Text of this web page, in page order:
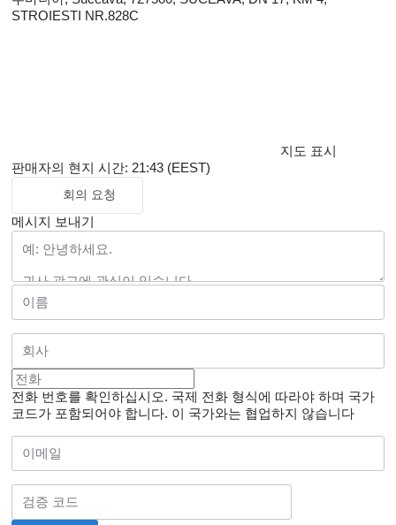
STROIESTI NR.828C
지도 표시
판매자의 현지 시간: 21:43 (EEST)
회의 요청
메시지 보내기
전화 번호를 확인하십시오. 국제 전화 형식에 따라야 하며 국가
코드가 포함되어야 합니다. 이 국가와는 협업하지 않습니다